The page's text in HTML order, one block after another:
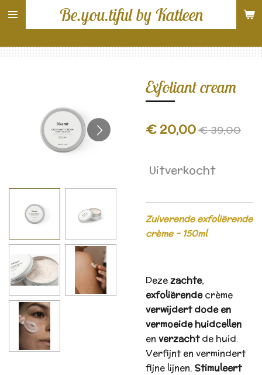
Ga
direct
de
Be.you.tiful by Katleen
Exfoliant cream
€ 20,00€ 39,00
Uitverkocht
Zuiverende exfoliërende
crème - 150ml
Dezezachte,
exfoliërendecrème
verwijdert dode en
vermoeide huidcellen
en verzachtde huid.
Verfijnt en vermindert
fijne lijnen. Stimuleert